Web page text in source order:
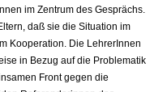
im Zentrum des Gesprächs.
daß sie die Situation im
Kooperation. Die LehrerInnen
in Bezug auf die Problematik
Front gegen die